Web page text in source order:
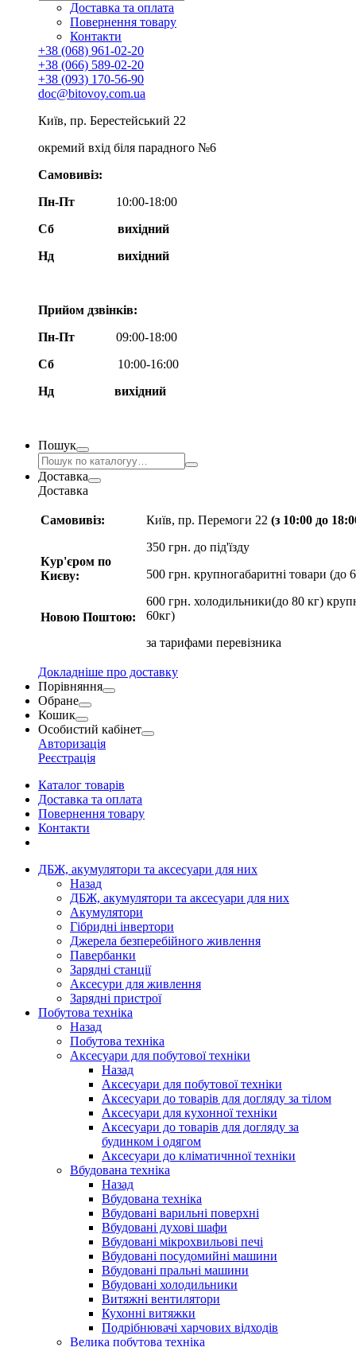
Доставка та оплата
Повернення товару
Контакти
+38 (068) 961-02-20
+38 (066) 589-02-20
+38 (093) 170-56-90
doc@bitovoy.com.ua
Київ, пр. Берестейський 22
окремий вхід біля парадного №6
Самовивіз:
Пн-Пт
10:00-18:00
Сб
вихідний
Нд
вихідний
Прийом дзвінків:
Пн-Пт
09:00-18:00
Сб
10:00-16:00
Нд вихідний
Пошук
Доставка
Доставка
Самовивіз:
Кур'єром по
Києву:
Новою Поштою:
Київ, пр. Перемоги 22 (з 10:00 до
350 грн. до під'їзду
500 грн. крупногабаритні товари (до
600 грн. холодильники(до 80 кг)
60кг)
за тарифами перевізника
Докладніше про доставку
Порівняння
Обране
Кошик
Особистий кабінет
Авторизація
Реєстрація
Каталог товарів
Доставка та оплата
Повернення товару
Контакти
ДБЖ, акумулятори та аксесуари для них
Назад
ДБЖ, акумулятори та аксесуари для них
Акумулятори
Гібридні інвертори
Джерела безперебійного живлення
Павербанки
Зарядні станції
Аксесури для живлення
Зарядні пристрої
Побутова техніка
Назад
Побутова техніка
Аксесуари для побутової техніки
Назад
Аксесуари для побутової техніки
Аксесуари до товарів для догляду за тілом
Аксесуари для кухонної техніки
Аксесуари до товарів для догляду за
будинком і одягом
Аксесуари до кліматичнної техніки
Вбудована техніка
Назад
Вбудована техніка
Вбудовані варильні поверхні
Вбудовані духові шафи
Вбудовані мікрохвильові печі
Вбудовані посудомийні машини
Вбудовані пральні машини
Вбудовані холодильники
Витяжні вентилятори
Кухонні витяжки
Подрібнювачі харчових відходів
Велика побутова техніка